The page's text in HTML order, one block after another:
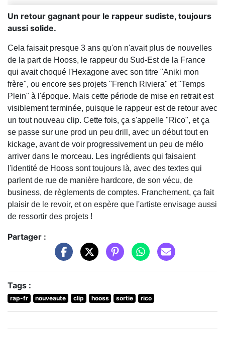
Un retour gagnant pour le rappeur sudiste, toujours
aussi solide.
Cela faisait presque 3 ans qu'on n'avait plus de nouvelles
de la part de Hooss, le rappeur du Sud-Est de la France
qui avait choqué l'Hexagone avec son titre "Aniki mon
frère", ou encore ses projets "French Riviera" et "Temps
Plein" à l'époque. Mais cette période de mise en retrait est
visiblement terminée, puisque le rappeur est de retour avec
un tout nouveau clip. Cette fois, ça s'appelle "Rico", et ça
se passe sur une prod un peu drill, avec un début tout en
kickage, avant de voir progressivement un peu de mélo
arriver dans le morceau. Les ingrédients qui faisaient
l'identité de Hooss sont toujours là, avec des textes qui
parlent de rue de manière hardcore, de son vécu, de
business, de règlements de comptes. Franchement, ça fait
plaisir de le revoir, et on espère que l'artiste envisage aussi
de ressortir des projets !
Partager :
Tags :
rap-fr nouveaute clip hooss sortie rico